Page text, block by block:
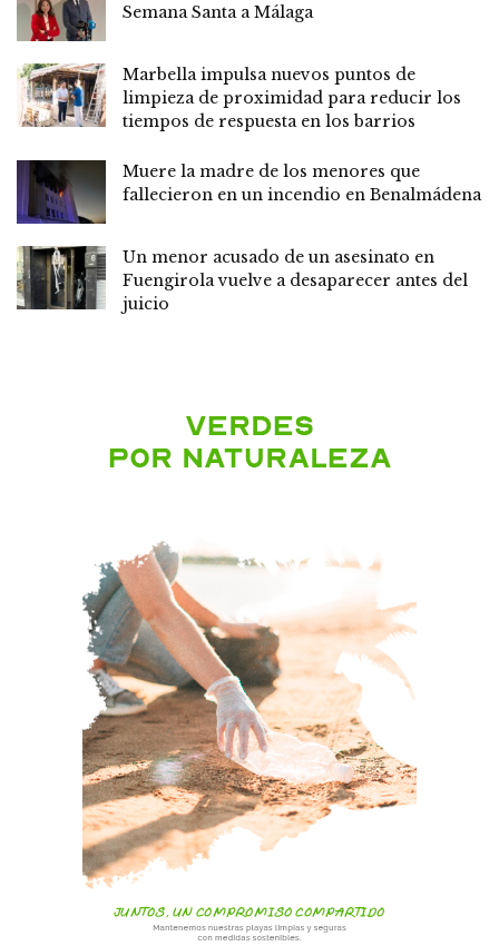
Semana Santa a Málaga
Marbella impulsa nuevos puntos de
limpieza de proximidad para reducir los
tiempos de respuesta en los barrios
Muere la madre de los menores que
fallecieron en un incendio en Benalmádena
Un menor acusado de un asesinato en
Fuengirola vuelve a desaparecer antes del
juicio